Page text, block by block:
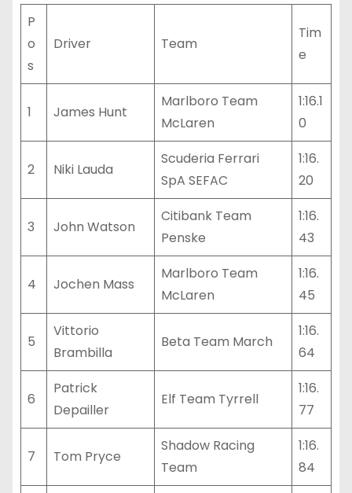
P
o
s
Driver Team
Tim
e
1 James Hunt
Marlboro Team
McLaren
1:16.1
0
2 Niki Lauda
Scuderia Ferrari
SpA SEFAC
1:16.
20
3 John Watson
Citibank Team
Penske
1:16.
43
4 Jochen Mass
Marlboro Team
McLaren
1:16.
45
5
Vittorio
Brambilla
Beta Team March
1:16.
64
6
Patrick
Depailler
Elf Team Tyrrell
1:16.
77
7 Tom Pryce
Shadow Racing
Team
1:16.
84